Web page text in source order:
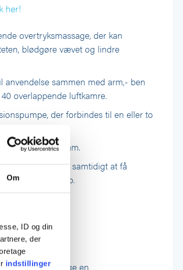
Om
ID og din
der
indstillinger
her!
overtryksmassage, der kan
blødgøre vævet og lindre
anvendelse sammen med arm,- ben
overlappende luftkamre.
der forbindes til en eller to
eventuelt program.
så det er muligt samtidigt at få
og evt. krop.
egnet til at bruge en